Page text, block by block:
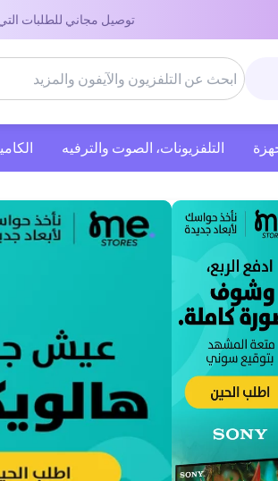
توصيل مجاني للطلبات التي تزيد
التلفزيونات، الصوت والترفيه